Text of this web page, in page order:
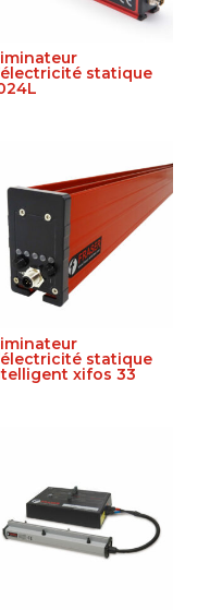
statique
statique
xifos 33